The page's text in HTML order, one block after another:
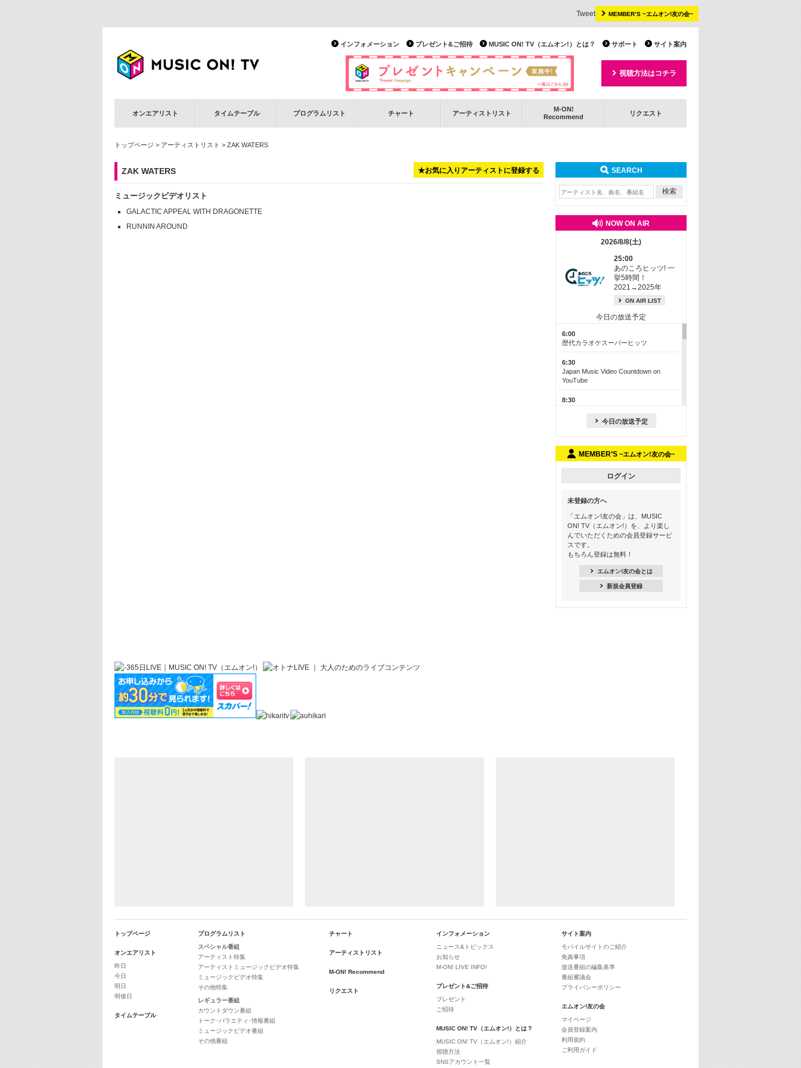
MEMBER’S ~エムオン!友の会~
Tweet
サイト案内
サポート
MUSIC ON! TV（エムオン!）とは？
プレゼント&ご招待
インフォメーション
視聴方法はコチラ
オンエアリスト タイムテーブル プログラムリスト チャート アーティストリスト
M-ON!
Recommend
リクエスト
トップページ > アーティストリスト > ZAK WATERS
★お気に入りアーティストに登録する
ZAK WATERS
ミュージックビデオリスト
GALACTIC APPEAL WITH DRAGONETTE
RUNNIN AROUND
SEARCH
NOW ON AIR
2026/8/8(土)
25:00
あのころヒッツ! 一
挙5時間！
2021→2025年
ON AIR LIST
今日の放送予定
6:00
歴代カラオケスーパーヒッツ
6:30
Japan Music Video Countdown on
YouTube
8:30
M-ON! カラオケカウントダウン 50
Official髭男dism特集
よりぬき! この夏聴きたい! サマーソン
グメドレー【歌詞入り】
21:00
季節を感じよう! シーズンソング特集
-8月編-【歌詞入り】
ージックビデオ特集
今日の放送予定
MEMBER’S ~エムオン!友の会~
ログイン
未登録の方へ
「エムオン!友の会」は、MUSIC
ON! TV（エムオン!）を、より楽し
んでいただくための会員登録サービ
スです。
もちろん登録は無料！
エムオン!友の会とは
新規会員登録
トップページ
オンエアリスト
昨日
今日
明日
明後日
タイムテーブル
プログラムリスト
スペシャル番組
アーティスト特集
アーティストミュージックビデオ特集
ミュージックビデオ特集
その他特集
レギュラー番組
カウントダウン番組
トーク･バラエティ･情報番組
ミュージックビデオ番組
その他番組
チャート
アーティストリスト
M-ON! Recommend
リクエスト
インフォメーション
ニュース&トピックス
お知らせ
M-ON! LIVE INFO!
プレゼント&ご招待
プレゼント
ご招待
MUSIC ON! TV（エムオン!）とは？
MUSIC ON! TV（エムオン!）紹介
視聴方法
SNSアカウント一覧
サイト案内
モバイルサイトのご紹介
免責事項
放送番組の編集基準
番組審議会
プライバシーポリシー
エムオン!友の会
マイページ
会員登録案内
利用規約
ご利用ガイド